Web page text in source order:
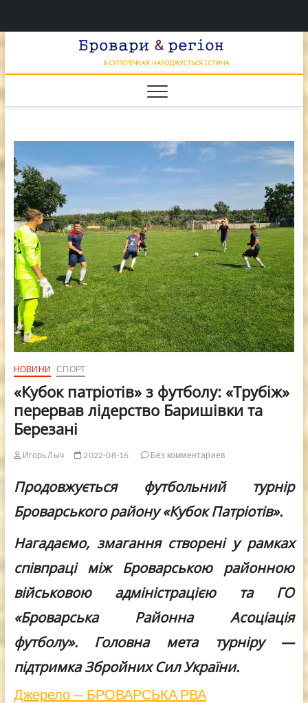
&
НАРОДЖУЄТЬСЯ
НОВИНИ СПОРТ
«Кубок патріотів» з футболу: «Трубіж»
перервав лідерство Баришівки та
Березані
Игорь Лыч 2022-08-16 Без комментариев
Продовжується футбольний турнір
Броварського району«Кубок Патріотів».
Нагадаємо, змагання створені у рамках
співпраці між Броварською районною
військовою адміністрацією та ГО
«Броварська Районна Асоціація
футболу». Головна мета турніру —
підтримка Збройних Сил України.
Джерело — БРОВАРСЬКА РВА